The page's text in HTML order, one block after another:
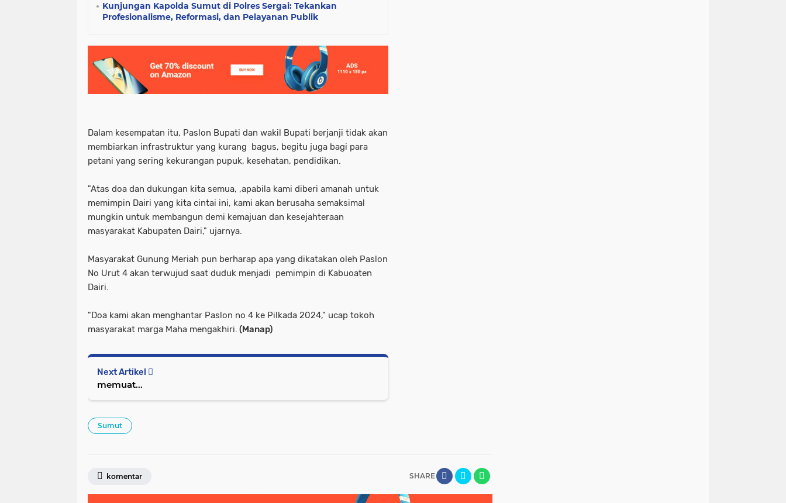
Kunjungan Kapolda Sumut di Polres Sergai: Tekankan
Profesionalisme, Reformasi, dan Pelayanan Publik
Dalam kesempatan itu, Paslon Bupati dan wakil Bupati berjanji tidak akan
membiarkan infrastruktur yang kurang bagus, begitu juga bagi para
petani yang sering kekurangan pupuk, kesehatan, pendidikan.
"Atas doa dan dukungan kita semua, ,apabila kami diberi amanah untuk
memimpin Dairi yang kita cintai ini, kami akan berusaha semaksimal
mungkin untuk membangun demi kemajuan dan kesejahteraan
masyarakat Kabupaten Dairi," ujarnya.
Masyarakat Gunung Meriah pun berharap apa yang dikatakan oleh Paslon
No Urut 4 akan terwujud saat duduk menjadi pemimpin di Kabuoaten
Dairi.
"Doa kami akan menghantar Paslon no 4 ke Pilkada 2024," ucap tokoh
masyarakat marga Maha mengakhiri. (Manap)
Next Artikel
memuat...
Sumut
SHARE
komentar